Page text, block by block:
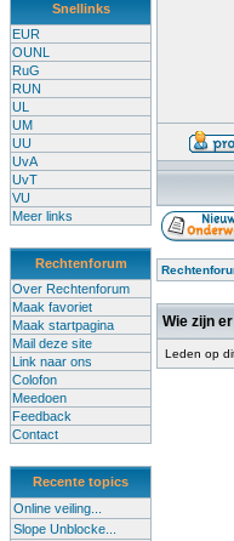
Snellinks
EUR
OUNL
RuG
RUN
UL
UM
UU
UvA
UvT
VU
Meer links
Rechtenforum
Over Rechtenforum
Maak favoriet
Maak startpagina
Mail deze site
Link naar ons
Colofon
Meedoen
Feedback
Contact
Recente topics
Online veiling...
Slope Unblocke...
Wie zijn
Leden op